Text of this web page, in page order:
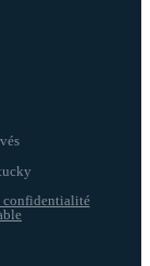
confidentialité